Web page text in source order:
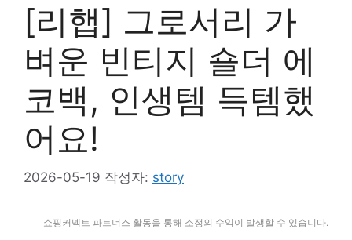
[리햅] 그로서리 가
벼운 빈티지 숄더 에
코백, 인생템 득템했
어요!
2026-05-19 작성자: story
쇼핑커넥트 파트너스 활동을 통해 소정의 수익이 발생할 수 있습니다.